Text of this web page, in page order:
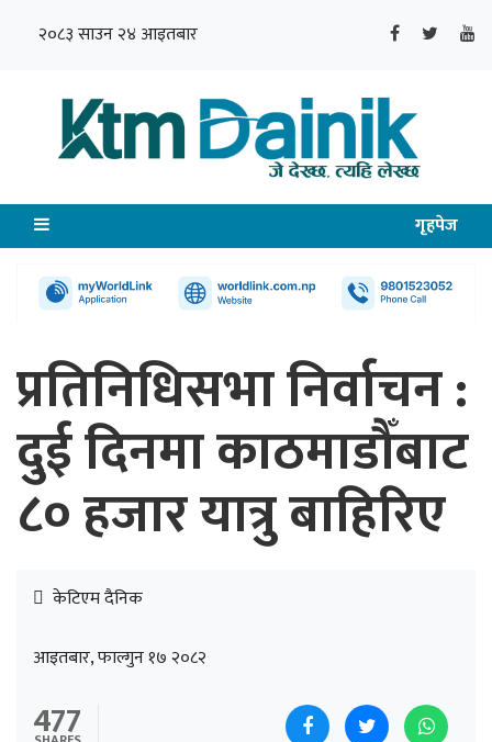
२०८३ साउन २४ आइतबार
गृहपेज
प्रतिनिधिसभा निर्वाचन :
दुई दिनमा काठमाडौँबाट
८० हजार यात्रु बाहिरिए
केटिएम दैनिक
आइतबार, फाल्गुन १७ २०८२
477